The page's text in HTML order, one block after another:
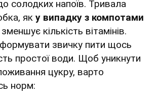
солодких напоїв. Тривала
як у випадку з компотами
зменшує кількість вітамінів.
звичку пити щось
простої води. Щоб уникнути
цукру, варто
норм: